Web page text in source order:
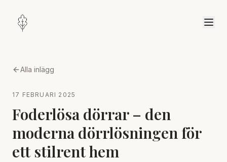
Alla inlägg
17 FEBRUARI 2025
Foderlösa dörrar – den
moderna dörrlösningen för
ett stilrent hem